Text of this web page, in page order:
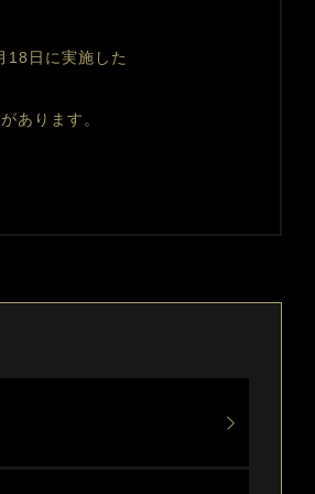
18日に実施した
あります。